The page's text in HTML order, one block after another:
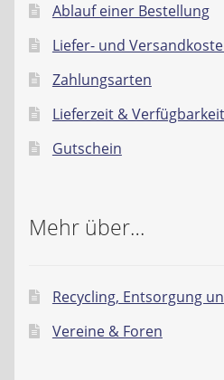
Ablauf einer Bestellung
Liefer- und
Zahlungsarten
Lieferzeit & Verfügbarkeit
Gutschein
Mehr über…
Recycling, Entsorgung
Vereine & Foren